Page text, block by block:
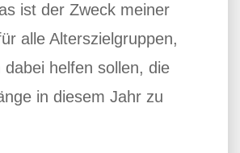
ist der Zweck meiner
alle Alterszielgruppen,
dabei helfen sollen, die
in diesem Jahr zu